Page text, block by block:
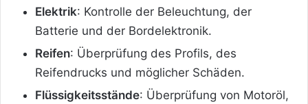
Elektrik: Kontrolle der Beleuchtung, der
Batterie und der Bordelektronik.
Reifen: Überprüfung des Profils, des
Reifendrucks und möglicher Schäden.
Flüssigkeitsstände: Überprüfung von Motoröl,